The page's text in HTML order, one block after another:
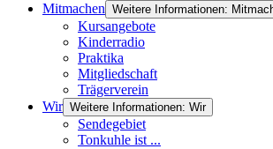
Mitmachen Weitere Informationen:
Kursangebote
Kinderradio
Praktika
Mitgliedschaft
Trägerverein
Wir Weitere Informationen: Wir
Sendegebiet
Tonkuhle ist ...